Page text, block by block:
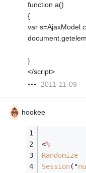
function a()
{
var
}
</script>
2011-11-09
hookee
<%
Randomize
Session("